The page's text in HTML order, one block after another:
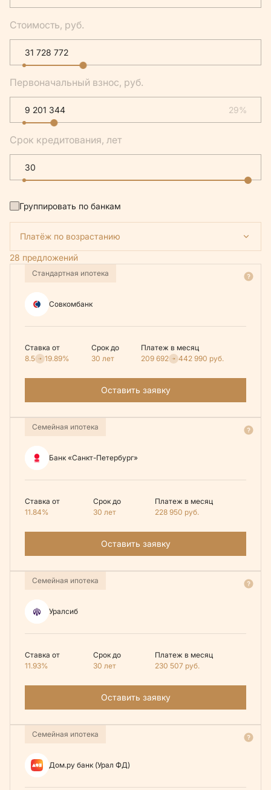
Стоимость, руб.
Первоначальный взнос, руб.
29%
Срок кредитования, лет
Группировать по банкам
Платёж по возрастанию
28 предложений
Стандартная ипотека
Совкомбанк
Ставка от
8.5
19.89%
Срок до
30 лет
Платеж в месяц
209 692
442 990 руб.
Оставить заявку
Семейная ипотека
Банк «Санкт-Петербург»
Ставка от
11.84%
Срок до
30 лет
Платеж в месяц
228 950 руб.
Оставить заявку
Семейная ипотека
Уралсиб
Ставка от
11.93%
Срок до
30 лет
Платеж в месяц
230 507 руб.
Оставить заявку
Семейная ипотека
Дом.ру банк (Урал ФД)